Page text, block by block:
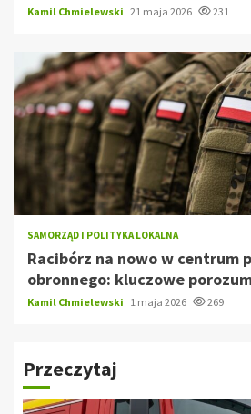
Kamil Chmielewski 21 maja 2026 231
SAMORZĄD I POLITYKA LOKALNA
Racibórz na nowo w centrum
obronnego: kluczowe
Kamil Chmielewski 1 maja 2026 269
Przeczytaj